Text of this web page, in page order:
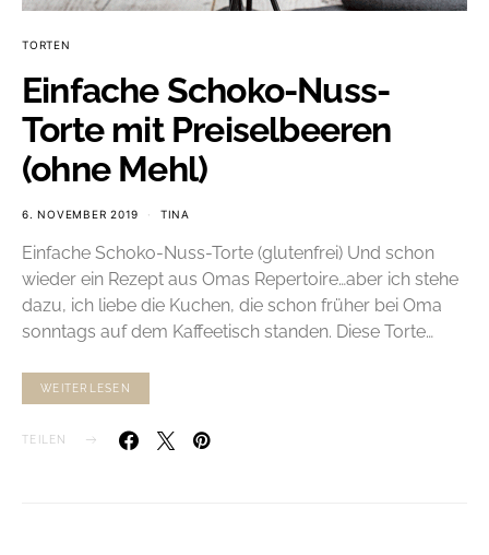
TORTEN
Einfache Schoko-Nuss-
Torte mit Preiselbeeren
(ohne Mehl)
6. NOVEMBER 2019 TINA
Einfache Schoko-Nuss-Torte (glutenfrei) Und schon
wieder ein Rezept aus Omas Repertoire…aber ich stehe
dazu, ich liebe die Kuchen, die schon früher bei Oma
sonntags auf dem Kaffeetisch standen. Diese Torte…
WEITERLESEN
TEILEN